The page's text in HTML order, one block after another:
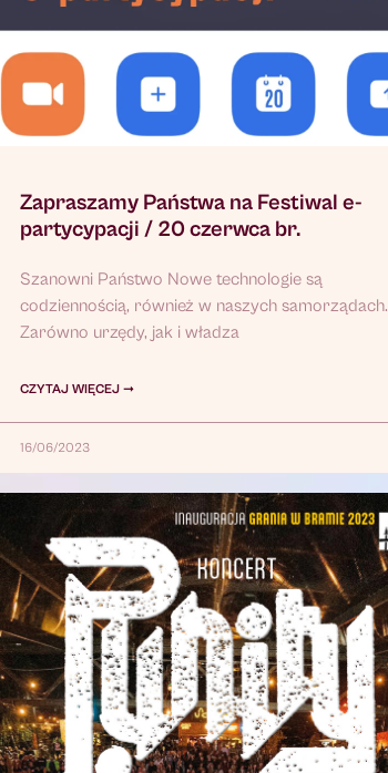
Zapraszamy Państwa na Festiwal e-
partycypacji / 20 czerwca br.
Szanowni Państwo Nowe technologie są
codziennością, również w naszych samorządach.
Zarówno urzędy, jak i władza
CZYTAJ WIĘCEJ ➞
16/06/2023